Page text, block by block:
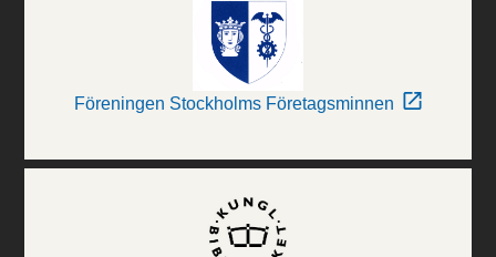
Föreningen Stockholms Företagsminnen